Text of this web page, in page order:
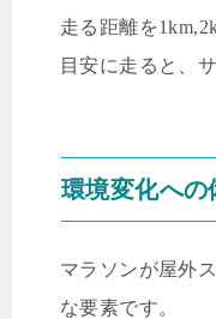
走る距離を
目安に走ると、
環境変化への
マラソンが屋外
な要素です。